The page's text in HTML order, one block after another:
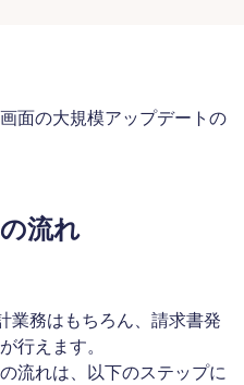
面の大規模アップデートの
流れ
業務はもちろん、請求書発
行えます。
流れは、以下のステップに